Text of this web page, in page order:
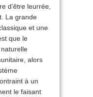
d’être leurrée,
La grande
et une
que le
alors
à un
le faisant